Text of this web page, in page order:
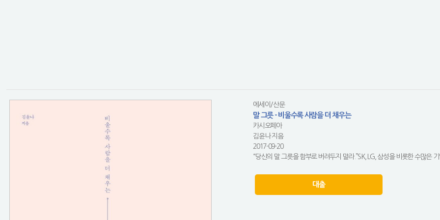
에세이/산문
말 그릇 - 비울수록 사람을 더 채우는
카시오페아
김윤나 지음
2017-09-20
“당신의 말 그릇을 함부로 버려두지 말라.”SK, LG, 삼성을 비롯한 수많은
대출